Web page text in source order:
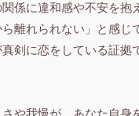
係に違和感や不安を抱
ら離れられない」と感じ
剣に恋をしている証拠